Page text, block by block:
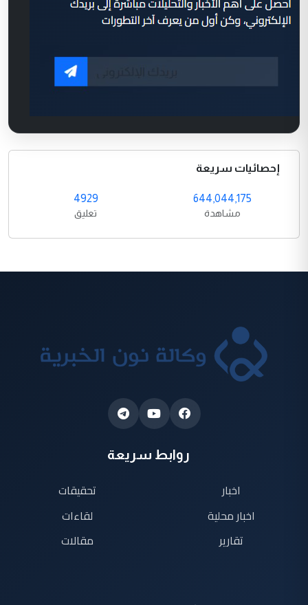
إحصائيات سريعة
644,044,175
مشاهدة
4929
تعليق
روابط سريعة
اخبار
اخبار محلية
تقارير
تحقيقات
لقاءات
مقالات